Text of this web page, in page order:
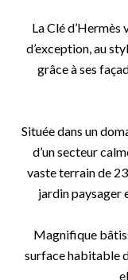
La Clé
d’exception, au
grâce à ses
Située dans un
d’un secteur
vaste terrain de
jardin paysager
Magnifique
surface habitable